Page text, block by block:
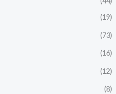
(19)
(73)
(16)
(12)
(8)